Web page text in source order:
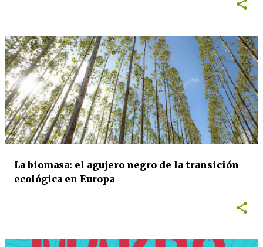
La biomasa: el agujero negro de la transición
ecológica en Europa